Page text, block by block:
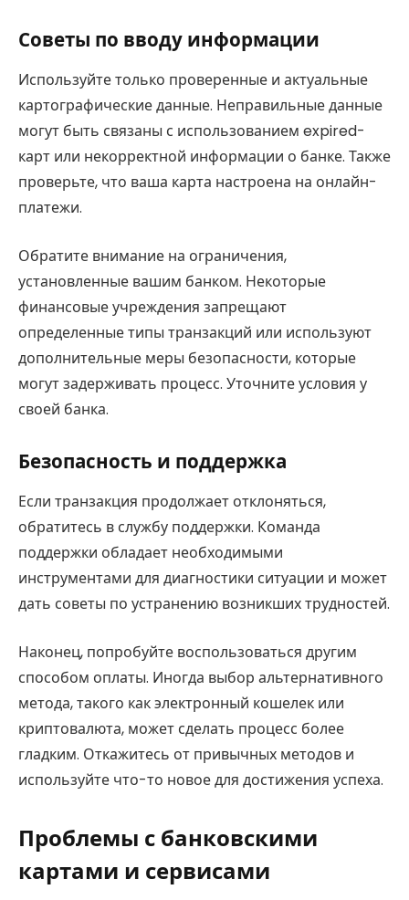
Советы по вводу информации
Используйте только проверенные и актуальные
картографические данные. Неправильные данные
могут быть связаны с использованием expired-
карт или некорректной информации о банке. Также
проверьте, что ваша карта настроена на онлайн-
платежи.
Обратите внимание на ограничения,
установленные вашим банком. Некоторые
финансовые учреждения запрещают
определенные типы транзакций или используют
дополнительные меры безопасности, которые
могут задерживать процесс. Уточните условия у
своей банка.
Безопасность и поддержка
Если транзакция продолжает отклоняться,
обратитесь в службу поддержки. Команда
поддержки обладает необходимыми
инструментами для диагностики ситуации и может
дать советы по устранению возникших трудностей.
Наконец, попробуйте воспользоваться другим
способом оплаты. Иногда выбор альтернативного
метода, такого как электронный кошелек или
криптовалюта, может сделать процесс более
гладким. Откажитесь от привычных методов и
используйте что-то новое для достижения успеха.
Проблемы с банковскими
картами и сервисами